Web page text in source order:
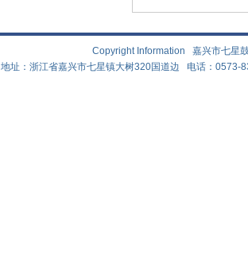
Copyright Information 嘉兴市七
地址：浙江省嘉兴市七星镇大树320国道边 电话：